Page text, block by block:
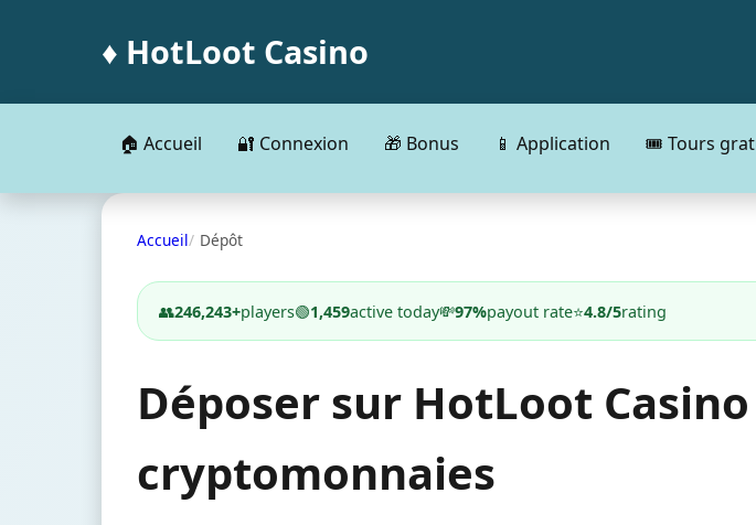
♦️ HotLoot Casino
🏠 Accueil 🔐 Connexion 🎁 Bonus 📱 Application 🎟️ Tours
Accueil Dépôt
👥246,243+players🟢1,459active today💸97%payout rate⭐4.8/5rating
Déposer sur HotLoot
cryptomonnaies